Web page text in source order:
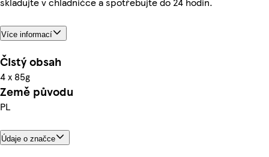
Více informací
Čistý obsah
4 x 85g
Země původu
PL
Údaje o značce